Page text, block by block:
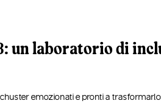
un laboratorio di
emozionati e pronti a